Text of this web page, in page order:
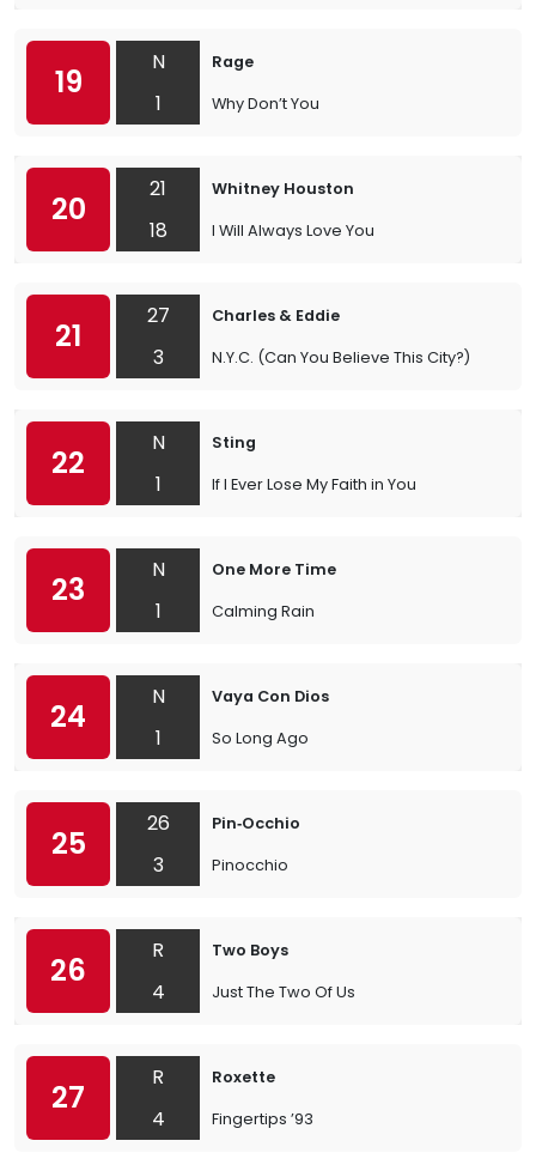
19
N
1
Rage
Why Don’t You
20
21
18
Whitney Houston
I Will Always Love You
21
27
3
Charles & Eddie
N.Y.C. (Can You Believe This City?)
22
N
1
Sting
If I Ever Lose My Faith in You
23
N
1
One More Time
Calming Rain
24
N
1
Vaya Con Dios
So Long Ago
25
26
3
Pin‐Occhio
Pinocchio
26
R
4
Two Boys
Just The Two Of Us
27
R
4
Roxette
Fingertips ’93